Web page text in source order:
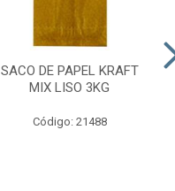
SACO DE PAPEL KRAFT
MIX LISO 3KG
Código: 21488